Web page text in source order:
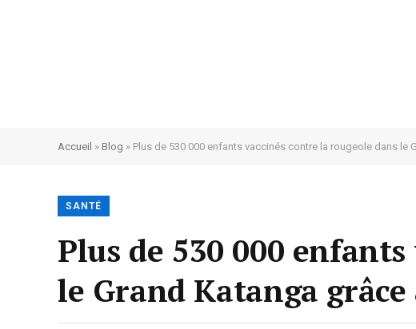
Accueil » Blog » Plus de 530 000 enfants vaccinés contre la rougeole dans le
SANTÉ
Plus de 530 000
le Grand Katanga grâce